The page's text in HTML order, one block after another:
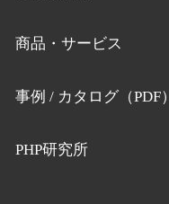
商品・サービス
事例 / カタログ（PDF）
PHP研究所